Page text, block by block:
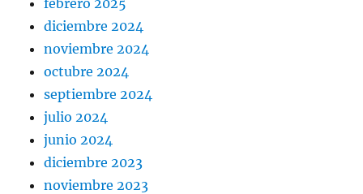
diciembre 2024
noviembre 2024
octubre 2024
septiembre 2024
julio 2024
junio 2024
diciembre 2023
noviembre 2023